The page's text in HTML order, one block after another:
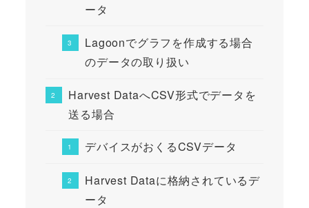
ータ
Lagoonでグラフを作成する場合
のデータの取り扱い
Harvest DataへCSV形式でデータを
送る場合
デバイスがおくるCSVデータ
Harvest Dataに格納されているデ
ータ